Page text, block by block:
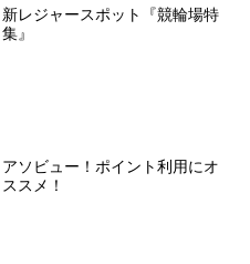
新レジャースポット『競輪場特
集』
アソビュー！ポイント利用にオ
ススメ！